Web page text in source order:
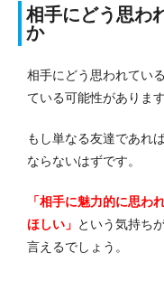
相手にどう思わ
か
相手にどう思われてい
ている可能性があります
もし単なる友達であれ
ならないはずです。
「相手に魅力的に思わ
ほしい」 という気持ち
言えるでしょう。